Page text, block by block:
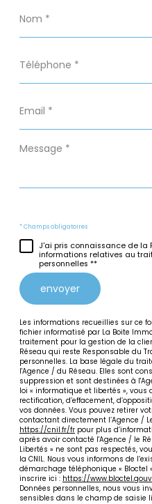
*
*
*
Message
* Champs obligatoires
J'ai pris connaissance de la
informations relatives au
personnelles **
envoyer
Les informations recueillies sur ce
fichier informatisé par La Boite
traitement pour la gestion de la
Réseau qui reste Responsable du
personnelles. La base légale du
l'Agence / du Réseau. Elles sont
suppression et sont destinées à
loi « informatique et libertés », vous
rectification, d’effacement,
vos données. Vous pouvez retirer
contactant directement l’Agence /
https://cnil.fr/fr pour plus
après avoir contacté l'Agence / le
Libertés » ne sont pas respectés,
la CNIL. Nous vous informons de
démarchage téléphonique « Bloctel
inscrire ici : https://
Données personnelles, nous vous
sensibles dans le champ de saisie